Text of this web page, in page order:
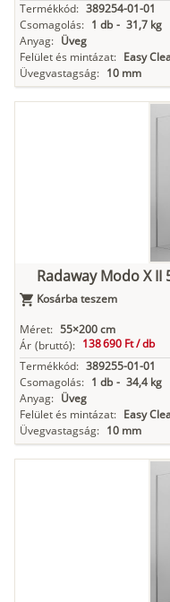
Termékkód: 389254-01-01
Csomagolás: 1 db - 31,7 kg
Anyag: Üveg
Felület és mintázat: Easy
Üvegvastagság: 10 mm
Radaway Modo X
Kosárba teszem
Méret: 55×200 cm
Ár (bruttó): 138 690 Ft /db
Termékkód: 389255-01-01
Csomagolás: 1 db - 34,4 kg
Anyag: Üveg
Felület és mintázat: Easy
Üvegvastagság: 10 mm